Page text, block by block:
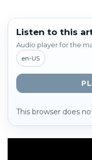
Listen to this
Audio player for the
en-US
This browser does